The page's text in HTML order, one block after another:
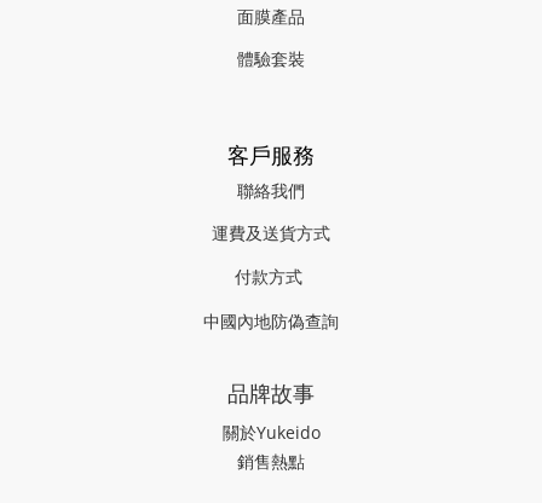
面膜產品
體驗套裝
客戶服務
聯絡我們
運費及送貨方式
付款方式
中國內地防偽查詢
品牌故事
關於Yukeido
銷售熱點